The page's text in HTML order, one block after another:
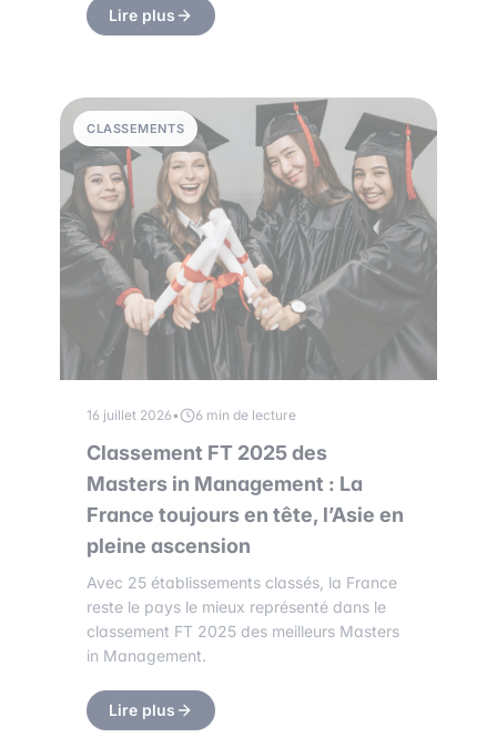
Lire plus
CLASSEMENTS
16 juillet 2026• 6 min de lecture
Classement FT 2025 des
Masters in Management : La
France toujours en tête, l’Asie en
pleine ascension
Avec 25 établissements classés, la France
reste le pays le mieux représenté dans le
classement FT 2025 des meilleurs Masters
in Management.
Lire plus